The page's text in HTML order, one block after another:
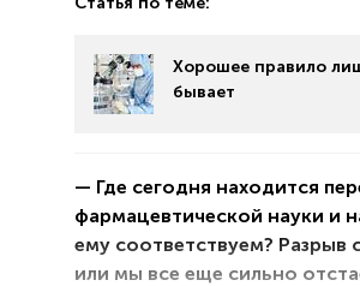
Хорошее правило
бывает
— Где сегодня находится
фармацевтической науки и
ему соответствуем? Разрыв
или мы все еще сильно